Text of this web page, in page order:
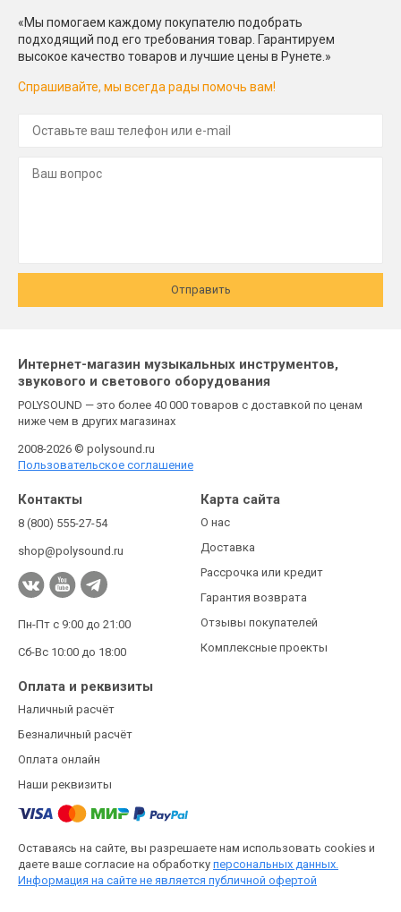
«Мы помогаем каждому покупателю подобрать
подходящий под его требования товар. Гарантируем
высокое качество товаров и лучшие цены в Рунете.»
Спрашивайте, мы всегда рады помочь вам!
Отправить
Интернет-магазин музыкальных инструментов,
звукового и светового оборудования
POLYSOUND — это более 40 000 товаров с доставкой по ценам
ниже чем в других магазинах
2008-2026 © polysound.ru
Пользовательское соглашение
Контакты
8 (800) 555-27-54
shop@polysound.ru
Пн-Пт с 9:00 до 21:00
Сб-Вс 10:00 до 18:00
Карта сайта
О нас
Доставка
Рассрочка или кредит
Гарантия возврата
Отзывы покупателей
Комплексные проекты
Оплата и реквизиты
Наличный расчёт
Безналичный расчёт
Оплата онлайн
Наши реквизиты
Оставаясь на сайте, вы разрешаете нам использовать cookies и
даете ваше согласие на обработку персональных данных.
Информация на сайте не является публичной офертой